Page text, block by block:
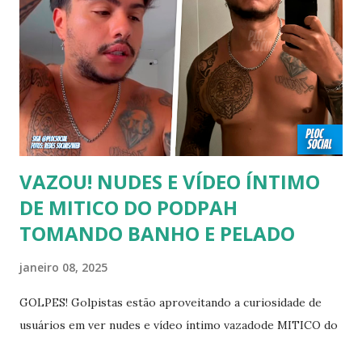
a ele sair ou não. As pessoas mencionadas nesse vídeo
escolheram ser públicas e antes deste TODAS já tiveram a
sexualidade exposta. MAIORES DE 60 ANOS Tuca Andrada
00:41 Famosos foi flagrado beijando outro homem no
carnaval do Rio Alexandre Frota 00:56 Ator se diz hetero,
mas fez filmes com tr...
VAZOU! NUDES E VÍDEO ÍNTIMO
DE MITICO DO PODPAH
TOMANDO BANHO E PELADO
janeiro 08, 2025
GOLPES! Golpistas estão aproveitando a curiosidade de
usuários em ver nudes e vídeo íntimo vazadode MITICO do